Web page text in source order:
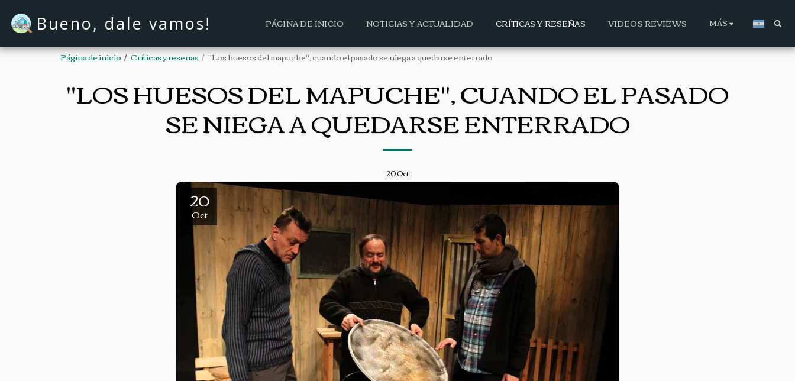
Bueno, dale vamos! PÁGINA DE INICIO NOTICIAS Y ACTUALIDAD CRÍTICAS Y RESEÑAS VIDEOS REVIEWS MÁS
Página de inicio Críticas y reseñas "Los huesos del mapuche", cuando el pasado se niega a quedarse enterrado
"LOS HUESOS DEL MAPUCHE", CUANDO EL PASADO
SE NIEGA A QUEDARSE ENTERRADO
20Oct
20
Oct